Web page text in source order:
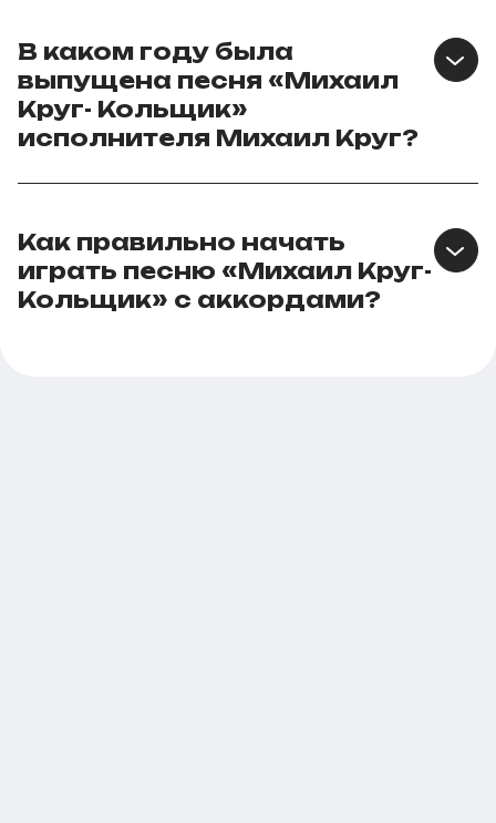
В каком году была
выпущена песня «Михаил
Круг- Кольщик»
исполнителя Михаил Круг?
Как правильно начать
играть песню «Михаил Круг-
Кольщик» с аккордами?